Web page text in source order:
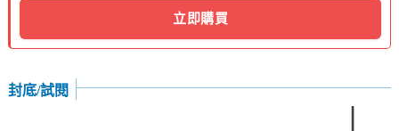
立即購買
封底/試閱